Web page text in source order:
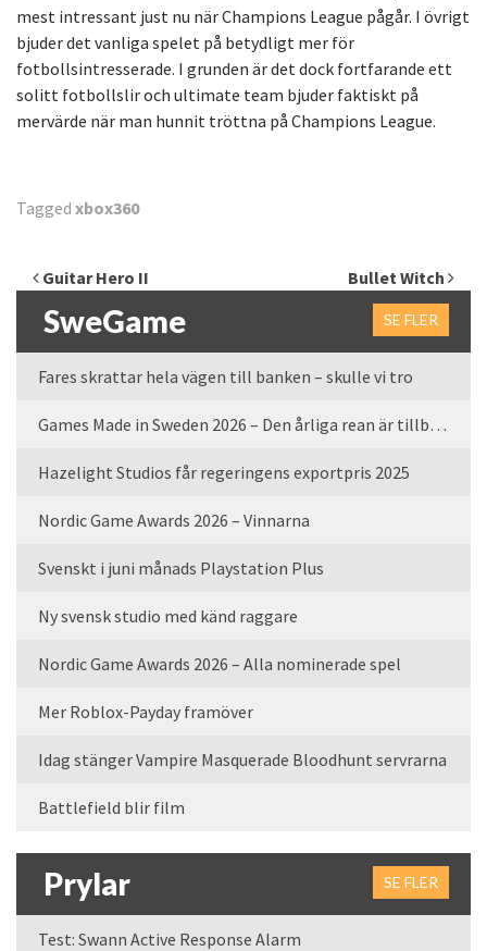
mest intressant just nu när Champions League pågår. I övrigt
bjuder det vanliga spelet på betydligt mer för
fotbollsintresserade. I grunden är det dock fortfarande ett
solitt fotbollslir och ultimate team bjuder faktiskt på
mervärde när man hunnit tröttna på Champions League.
Tagged xbox360
Inläggsnavigering
Guitar Hero II Bullet Witch
SweGame SE FLER
Fares skrattar hela vägen till banken – skulle vi tro
Games Made in Sweden 2026 – Den årliga rean är tillbaka
Hazelight Studios får regeringens exportpris 2025
Nordic Game Awards 2026 – Vinnarna
Svenskt i juni månads Playstation Plus
Ny svensk studio med känd raggare
Nordic Game Awards 2026 – Alla nominerade spel
Mer Roblox-Payday framöver
Idag stänger Vampire Masquerade Bloodhunt servrarna
Battlefield blir film
Prylar SE FLER
Test: Swann Active Response Alarm